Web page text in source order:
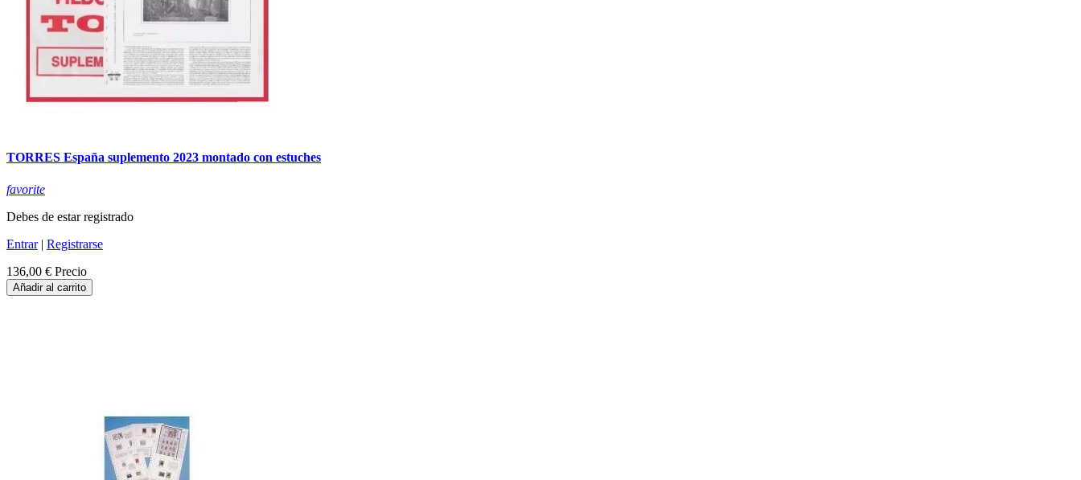
TORRES España suplemento 2023 montado con estuches
favorite
Debes de estar registrado
Entrar| Registrarse
136,00 € Precio
Añadir al carrito